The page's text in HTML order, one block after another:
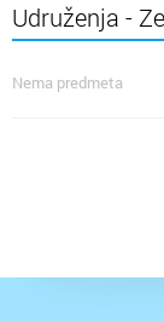
Udruženja -
Nema predmeta